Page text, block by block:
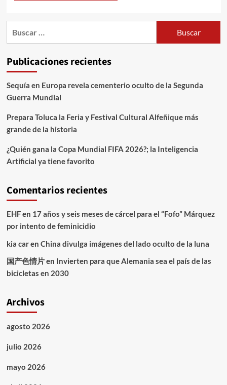
Publicaciones recientes
Sequía en Europa revela cementerio oculto de la Segunda
Guerra Mundial
Prepara Toluca la Feria y Festival Cultural Alfeñique más
grande de la historia
¿Quién gana la Copa Mundial FIFA 2026?; la Inteligencia
Artificial ya tiene favorito
Comentarios recientes
EHFen 17 años y seis meses de cárcel para el “Fofo” Márquez
por intento de feminicidio
kia caren China divulga imágenes del lado oculto de la luna
国产色情片en Invierten para que Alemania sea el país de las
bicicletas en 2030
Archivos
agosto 2026
julio 2026
mayo 2026